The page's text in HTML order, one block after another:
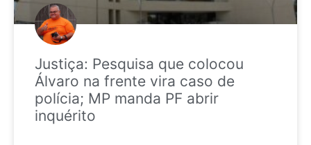
Justiça: Pesquisa que colocou
Álvaro na frente vira caso de
polícia; MP manda PF abrir
inquérito